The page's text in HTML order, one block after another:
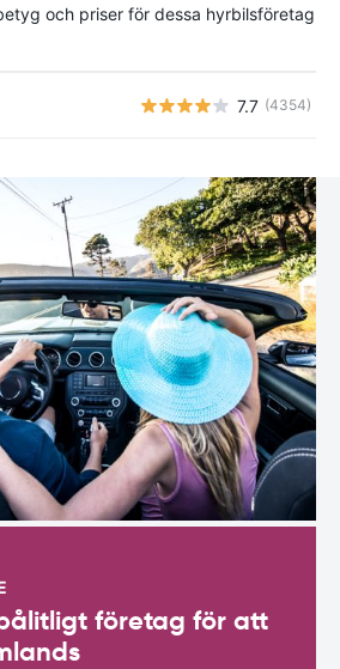
och priser för dessa hyrbilsföretag
7.7 (4354)
företag för att